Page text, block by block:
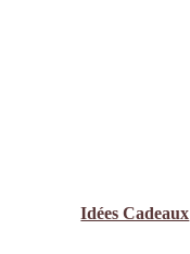
Idées Cadeaux